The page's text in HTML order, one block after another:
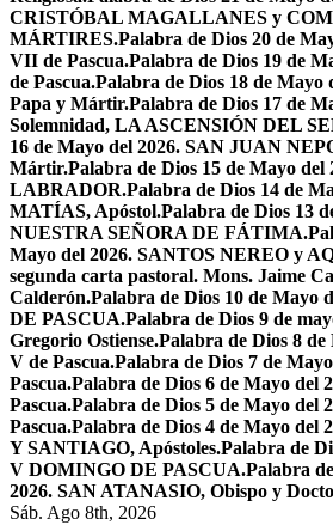
CRISTÓBAL MAGALLANES y
MÁRTIRES.Palabra de Dios 20 de
VII de Pascua.Palabra de Dios 19 de
de Pascua.Palabra de Dios 18 de
Papa y Mártir.Palabra de Dios 17 de
Solemnidad, LA ASCENSIÓN DEL
16 de Mayo del 2026. SAN JUAN
Mártir.Palabra de Dios 15 de Mayo
LABRADOR.Palabra de Dios 14 de
MATÍAS, Apóstol.Palabra de Dios 13
NUESTRA SEÑORA DE FÁTIMA.
Mayo del 2026. SANTOS NEREO y
segunda carta pastoral. Mons. Jaime
Calderón.Palabra de Dios 10 de Mayo
DE PASCUA.Palabra de Dios 9 de
Gregorio Ostiense.Palabra de Dios 8 de
V de Pascua.Palabra de Dios 7 de
Pascua.Palabra de Dios 6 de Mayo del
Pascua.Palabra de Dios 5 de Mayo del
Pascua.Palabra de Dios 4 de Mayo del
Y SANTIAGO, Apóstoles.Palabra de
V DOMINGO DE PASCUA.Palabra
2026. SAN ATANASIO, Obispo y
Sáb. Ago 8th, 2026